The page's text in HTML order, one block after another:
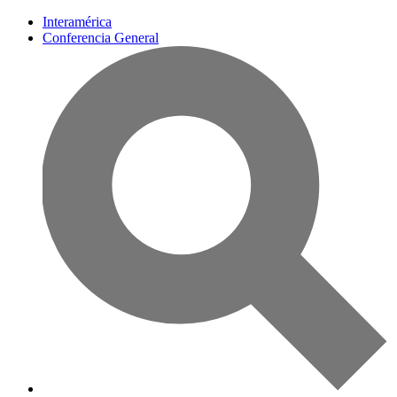
Interamérica
Conferencia General